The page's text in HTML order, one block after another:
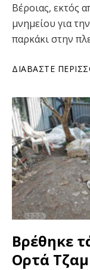
Βέροιας, εκτός
μνημείου για
παρκάκι στην
ΔΙΑΒΆΣΤΕ
Βρέθηκε
Ορτά